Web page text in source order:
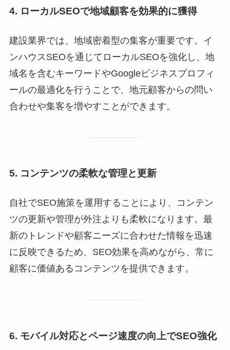
4. ローカルSEOで地域顧客を効果的に獲得
建設業界では、地域密着型の集客が重要です。イ
ンハウスSEOを通じてローカルSEOを強化し、地
域名を含むキーワードやGoogleビジネスプロフィ
ールの最適化を行うことで、地元顧客からの問い
合わせや集客を増やすことができます。
5. コンテンツの柔軟な管理と更新
自社でSEO施策を運用することにより、コンテン
ツの更新や管理が外注よりも柔軟になります。最
新のトレンドや顧客ニーズに合わせた情報を迅速
に反映できるため、SEO効果を高めながら、常に
顧客に価値あるコンテンツを提供できます。
6. モバイル対応とページ速度の向上でSEO強化